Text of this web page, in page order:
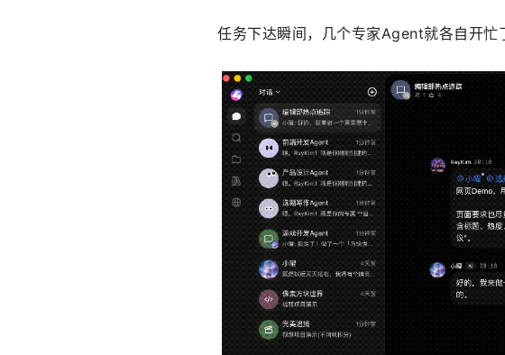
任务下达瞬间，几个专家Agent就各自开忙